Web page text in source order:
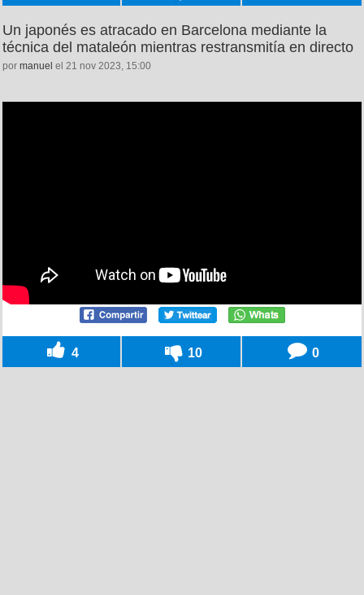
Un japonés es atracado en Barcelona mediante la
técnica del mataleón mientras restransmitía en directo
por manuel el 21 nov 2023, 15:00
4 10 0